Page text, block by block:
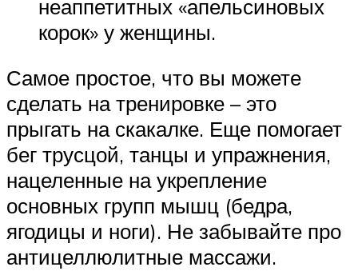
неаппетитных «апельсиновых
корок» у женщины.
Самое простое, что вы можете
сделать на тренировке – это
прыгать на скакалке. Еще помогает
бег трусцой, танцы и упражнения,
нацеленные на укрепление
основных групп мышц (бедра,
ягодицы и ноги). Не забывайте про
антицеллюлитные массажи.